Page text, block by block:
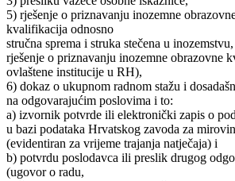
5) rješenje o priznavanju inozemne
kvalifikacija odnosno
stručna sprema i struka stečena u
rješenje o priznavanju inozemne obrazovne
ovlaštene institucije u RH),
6) dokaz o ukupnom radnom stažu i
na odgovarajućim poslovima i to:
a) izvornik potvrde ili elektronički zapis o
u bazi podataka Hrvatskog zavoda za
(evidentiran za vrijeme trajanja natječaja) i
b) potvrdu poslodavca ili preslik drugog
(ugovor o radu,